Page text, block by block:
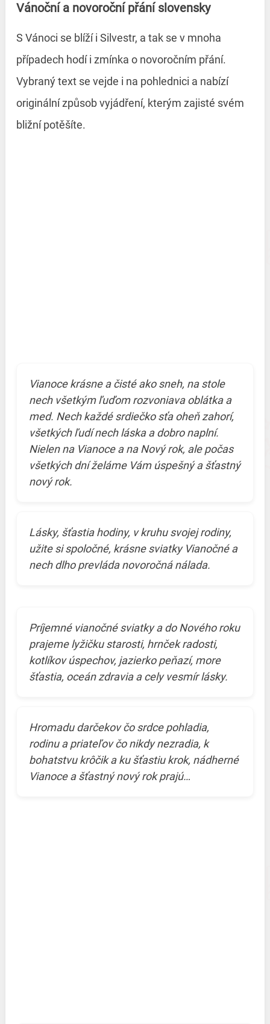
Vánoční a novoroční přání slovensky
S Vánoci se blíží i Silvestr, a tak se v mnoha
případech hodí i zmínka o novoročním přání.
Vybraný text se vejde i na pohlednici a nabízí
originální způsob vyjádření, kterým zajisté svém
bližní potěšíte.
Vianoce krásne a čisté ako sneh, na stole
nech všetkým ľuďom rozvoniava oblátka a
med. Nech každé srdiečko sťa oheň zahorí,
všetkých ľudí nech láska a dobro naplní.
Nielen na Vianoce a na Nový rok, ale počas
všetkých dní želáme Vám úspešný a šťastný
nový rok.
Lásky, šťastia hodiny, v kruhu svojej rodiny,
užite si spoločné, krásne sviatky Vianočné a
nech dlho prevláda novoročná nálada.
Príjemné vianočné sviatky a do Nového roku
prajeme lyžičku starosti, hrnček radosti,
kotlíkov úspechov, jazierko peňazí, more
šťastia, oceán zdravia a cely vesmír lásky.
Hromadu darčekov čo srdce pohladia,
rodinu a priateľov čo nikdy nezradia, k
bohatstvu krôčik a ku šťastiu krok, nádherné
Vianoce a šťastný nový rok prajú…